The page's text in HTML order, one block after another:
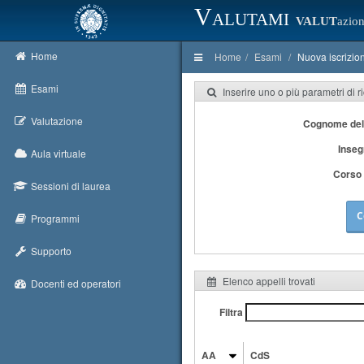
Valutami VALUT
Home
Esami
Valutazione
Aula virtuale
Sessioni di laurea
Programmi
Supporto
Docenti ed operatori
Home Esami Nuova
Inserire uno o più parametri di
Cognome
Corso
Elenco appelli trovati
Filtra
AA CdS